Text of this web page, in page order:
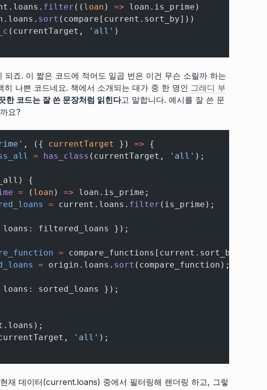
filter (( loan ) => loan.is_prime)
sort (compare[current.sort_by]))
(currentTarget, 'all' )
되죠. 이 짧은 코드에 적어도 일곱 번은 이건 무슨 소릴까 하는
히 나쁜 코드네요. 책에서 소개되는 대가 중 한 명인 그래디 부
한 코드는 잘 쓴 문장처럼 읽힌다고 말합니다. 예시를 잘 쓴 문
요?
, ({ currentTarget }) => {
= has_class (currentTarget, 'all' );
{
= ( loan ) => loan.is_prime;
= current.loans. filter (is_prime);
filtered_loans });
= compare_functions[current.sort_by];
= origin.loans. sort (compare_function);
sorted_loans });
'all' );
재 데이터(current.loans) 중에서 필터링해 랜더링 하고, 그렇